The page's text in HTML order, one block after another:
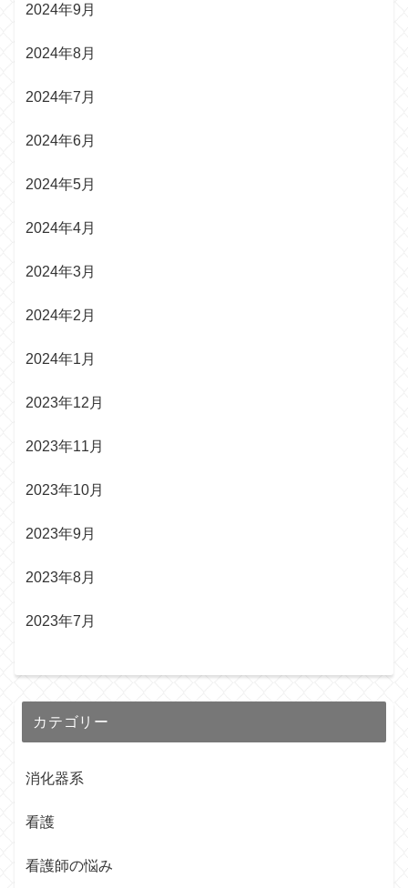
2024年9月
2024年8月
2024年7月
2024年6月
2024年5月
2024年4月
2024年3月
2024年2月
2024年1月
2023年12月
2023年11月
2023年10月
2023年9月
2023年8月
2023年7月
カテゴリー
消化器系
看護
看護師の悩み